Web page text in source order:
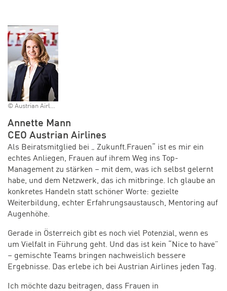
© Austrian Airlines
Annette Mann
CEO Austrian Airlines
Als Beiratsmitglied bei „ Zukunft.Frauen“ ist es mir ein
echtes Anliegen, Frauen auf ihrem Weg ins Top-
Management zu stärken – mit dem, was ich selbst gelernt
habe, und dem Netzwerk, das ich mitbringe. Ich glaube an
konkretes Handeln statt schöner Worte: gezielte
Weiterbildung, echter Erfahrungsaustausch, Mentoring auf
Augenhöhe.
Gerade in Österreich gibt es noch viel Potenzial, wenn es
um Vielfalt in Führung geht. Und das ist kein “Nice to have”
– gemischte Teams bringen nachweislich bessere
Ergebnisse. Das erlebe ich bei Austrian Airlines jeden Tag.
Ich möchte dazu beitragen, dass Frauen in